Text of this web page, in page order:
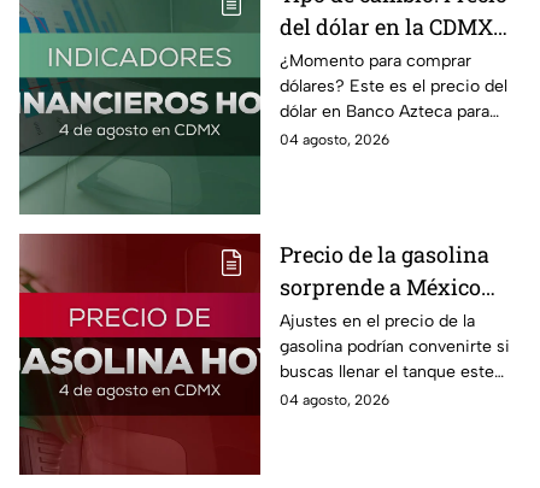
del dólar en la CDMX
hoy 4 de agosto 2026
¿Momento para comprar
dólares? Este es el precio del
dólar en Banco Azteca para
hoy martes 4 de agosto 2026:
04 agosto, 2026
Precio de la gasolina
sorprende a México
hoy: ¿en cuánto quedó?
Ajustes en el precio de la
gasolina podrían convenirte si
buscas llenar el tanque este
martes 4 de agosto 2026; aquí
04 agosto, 2026